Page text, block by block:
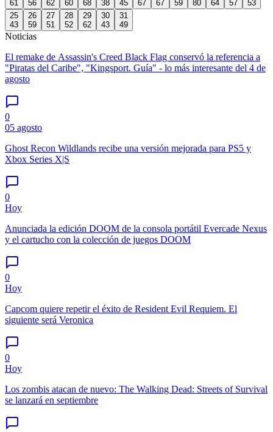
61 56 62 60 68 38 45 67 67 59 80 64 57
53
25
43
26
59
27
51
28
52
29
62
30
43
31
49
Noticias
El remake de Assassin's Creed Black Flag conservó la referencia a
"Piratas del Caribe", "Kingsport. Guía" - lo más interesante del 4 de
agosto
0
05 agosto
Ghost Recon Wildlands recibe una versión mejorada para PS5 y
Xbox Series X|S
0
Hoy
Anunciada la edición DOOM de la consola portátil Evercade Nexus
y el cartucho con la colección de juegos DOOM
0
Hoy
Capcom quiere repetir el éxito de Resident Evil Requiem. El
siguiente será Veronica
0
Hoy
Los zombis atacan de nuevo: The Walking Dead: Streets of Survival
se lanzará en septiembre